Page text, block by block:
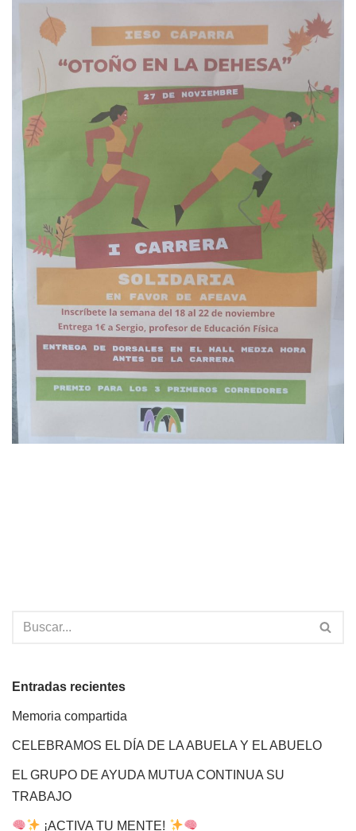
Entradas recientes
Memoria compartida
CELEBRAMOS EL DÍA DE LA ABUELA Y EL ABUELO
EL GRUPO DE AYUDA MUTUA CONTINUA SU
TRABAJO
¡ACTIVA TU MENTE!